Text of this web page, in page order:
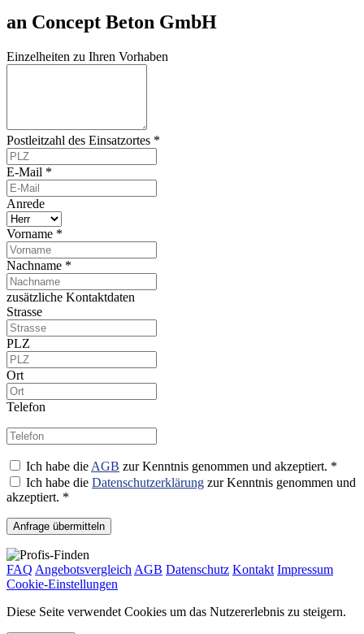
an Concept Beton GmbH
Einzelheiten zu Ihren Vorhaben
Postleitzahl des Einsatzortes *
E-Mail *
Anrede
Vorname *
Nachname *
zusätzliche Kontaktdaten
Strasse
PLZ
Ort
Telefon
Ich habe die AGB zur Kenntnis genommen und akzeptiert. *
Ich habe die Datenschutzerklärung zur Kenntnis genommen und
akzeptiert. *
Anfrage übermitteln
FAQ Angebotsvergleich AGB Datenschutz Kontakt Impressum
Cookie-Einstellungen
Diese Seite verwendet Cookies um das Nutzererlebnis zu steigern.